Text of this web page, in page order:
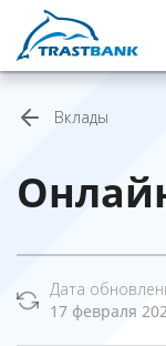
Вклады
Дата
17 февраля